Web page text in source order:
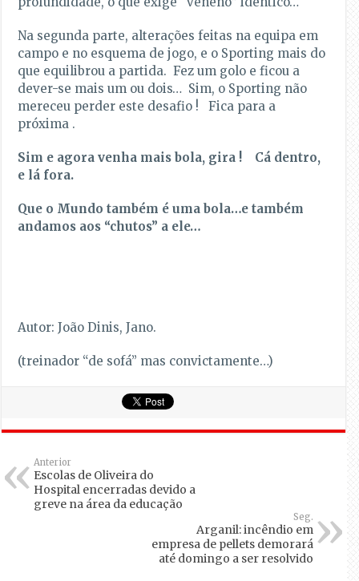
Na segunda parte, alterações feitas na equipa em
campo e no esquema de jogo, e o Sporting mais do
que equilibrou a partida. Fez um golo e ficou a
dever-se mais um ou dois… Sim, o Sporting não
mereceu perder este desafio ! Fica para a
próxima .
Sim e agora venha mais bola, gira ! Cá dentro,
e lá fora.
Que o Mundo também é uma bola…e também
andamos aos “chutos” a ele…
Autor: João Dinis, Jano.
(treinador “de sofá” mas convictamente…)
Anterior
Escolas de Oliveira do
Hospital encerradas devido a
greve na área da educação
Seg.
Arganil: incêndio em
empresa de pellets demorará
até domingo a ser resolvido